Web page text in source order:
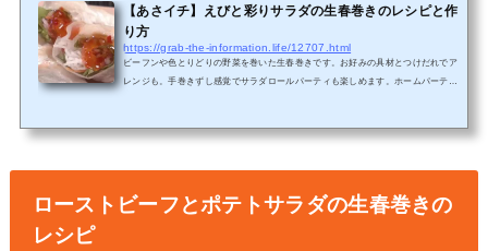
【あさイチ】えびと彩りサラダの生春巻きのレシピと作
り方
https://grab-the-information.life/12707.html
ビーフンや色とりどりの野菜を巻いた生春巻きです。お好みの具材とつけだれでア
レンジも。手巻きずし感覚でサラダロールパーティも楽しめます。ホームパーティ
枚 レッドオニオン・・20g にんじん・・・・・20g 黄パプリカ・・・・2個 チリソ
ローストビーフとポテトサラダの生春巻きの
レシピ